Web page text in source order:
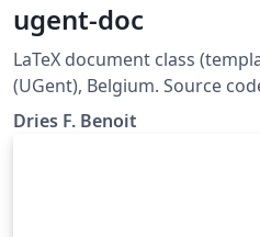
ugent-doc
LaTeX document class
(UGent), Belgium. Source code, examples and
description: Github:
Dries F. Benoit